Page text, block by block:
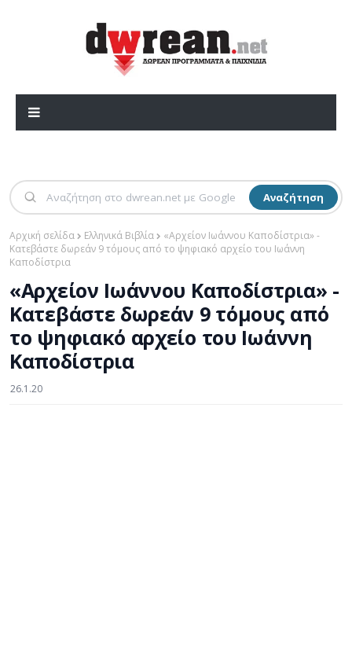
Αναζήτηση
Αρχική σελίδα Ελληνικά Βιβλία
«Αρχείον Ιωάννου Καποδίστρια» -
Κατεβάστε δωρεάν 9 τόμους από το ψηφιακό αρχείο του Ιωάννη
Καποδίστρια
«Αρχείον Ιωάννου Καποδίστρια» -
Κατεβάστε δωρεάν 9 τόμους από
το ψηφιακό αρχείο του Ιωάννη
Καποδίστρια
26.1.20